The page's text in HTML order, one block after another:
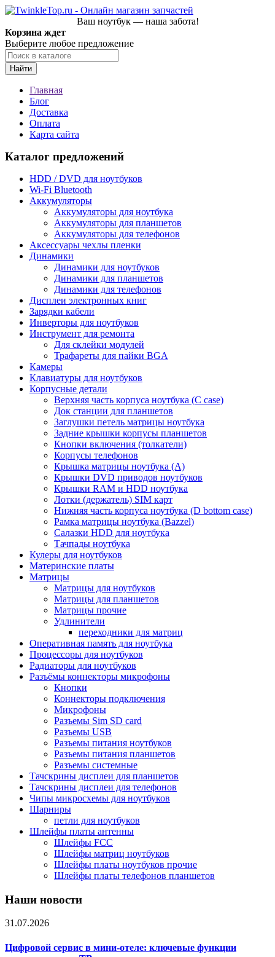
Ваш ноутбук — наша забота!
Корзина ждет
Выберите любое предложение
Найти
Главная
Блог
Доставка
Оплата
Карта сайта
Каталог предложений
HDD / DVD для ноутбуков
Wi-Fi Bluetooth
Аккумуляторы
Аккумуляторы для ноутбука
Аккумуляторы для планшетов
Аккумуляторы для телефонов
Аксессуары чехлы пленки
Динамики
Динамики для ноутбуков
Динамики для планшетов
Динамики для телефонов
Дисплеи электронных книг
Зарядки кабели
Инверторы для ноутбуков
Инструмент для ремонта
Для склейки модулей
Трафареты для пайки BGA
Камеры
Клавиатуры для ноутбуков
Корпусные детали
Верхняя часть корпуса ноутбука (С case)
Док станции для планшетов
Заглушки петель матрицы ноутбука
Задние крышки корпусы планшетов
Кнопки включения (толкатели)
Корпусы телефонов
Крышка матрицы ноутбука (A)
Крышки DVD приводов ноутбуков
Крышки RAM и HDD ноутбука
Лотки (держатель) SIM карт
Нижняя часть корпуса ноутбука (D bottom case)
Рамка матрицы ноутбука (Bazzel)
Салазки HDD для ноутбука
Тачпады ноутбука
Кулеры для ноутбуков
Материнские платы
Матрицы
Матрицы для ноутбуков
Матрицы для планшетов
Матрицы прочие
Удлинители
переходники для матриц
Оперативная память для ноутбука
Процессоры для ноутбуков
Радиаторы для ноутбуков
Разъёмы коннекторы микрофоны
Кнопки
Коннекторы подключения
Микрофоны
Разъемы Sim SD card
Разъемы USB
Разъемы питания ноутбуков
Разъемы питания планшетов
Разъемы системные
Тачскрины дисплеи для планшетов
Тачскрины дисплеи для телефонов
Чипы микросхемы для ноутбуков
Шарниры
петли для ноутбуков
Шлейфы платы антенны
Шлейфы FCC
Шлейфы матриц ноутбуков
Шлейфы платы ноутбуков прочие
Шлейфы платы телефонов планшетов
Наши новости
31.07.2026
Цифровой сервис в мини-отеле: ключевые функции